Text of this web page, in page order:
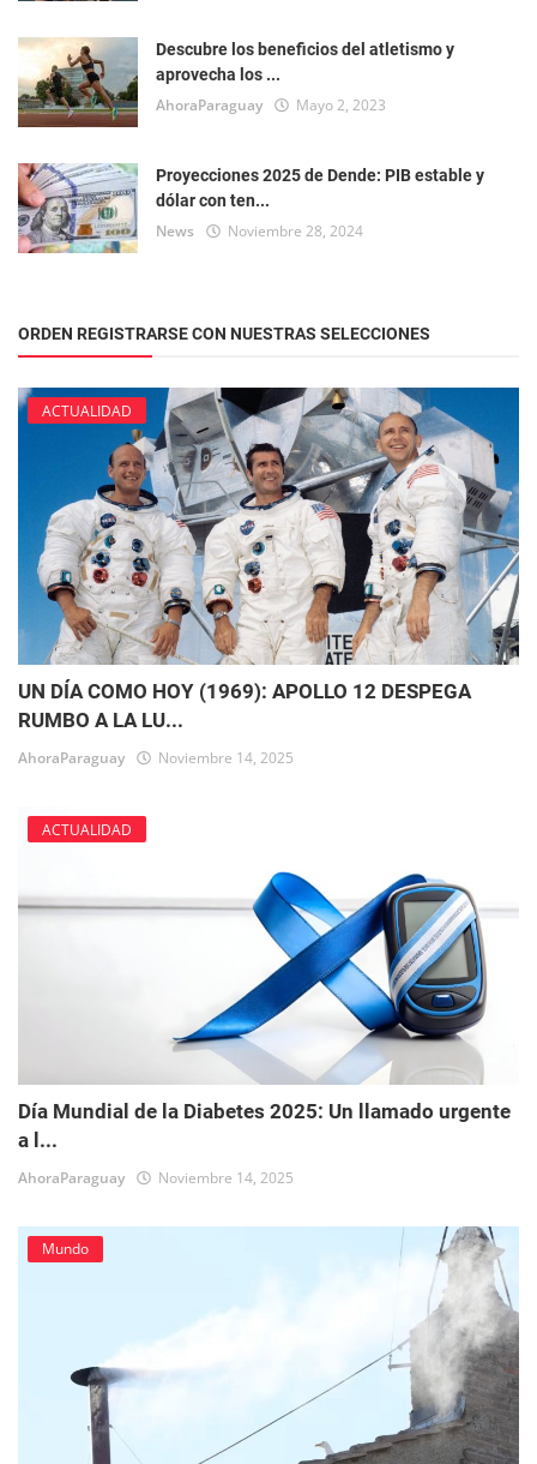
Descubre los beneficios del atletismo y
aprovecha los ...
AhoraParaguay Mayo 2, 2023
Proyecciones 2025 de Dende: PIB estable y
dólar con ten...
News Noviembre 28, 2024
ORDEN REGISTRARSE CON NUESTRAS SELECCIONES
ACTUALIDAD
UN DÍA COMO HOY (1969): APOLLO 12 DESPEGA
RUMBO A LA LU...
AhoraParaguay Noviembre 14, 2025
ACTUALIDAD
Día Mundial de la Diabetes 2025: Un llamado urgente
a l...
AhoraParaguay Noviembre 14, 2025
Mundo